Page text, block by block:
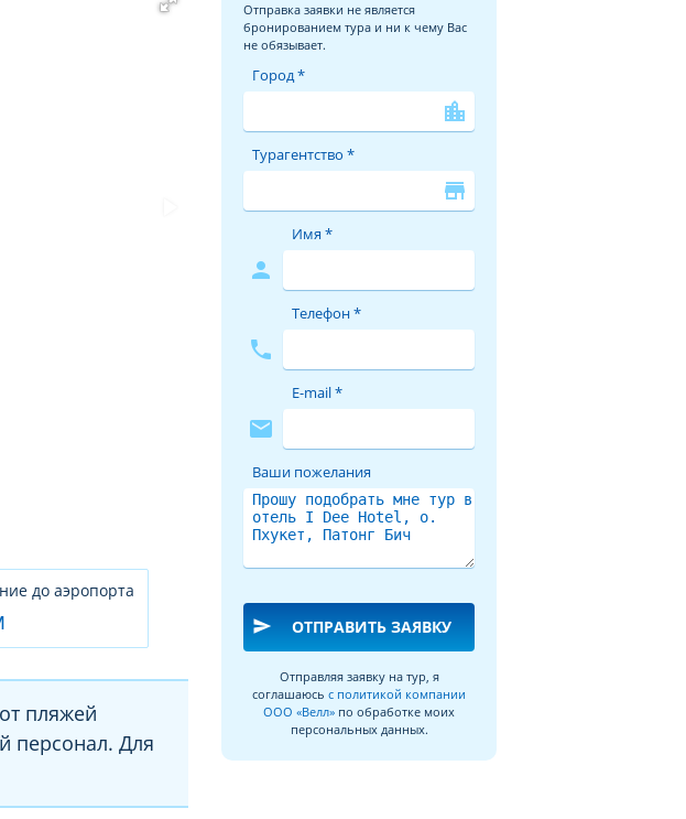
до аэропорта
пляжей
персонал. Для
Отправка заявки не является
бронированием тура и ни к чему Вас
не обязывает.
Город *
location_city
Турагентство *
store
person
Имя *
phone
Телефон *
mail
E-mail *
Ваши пожелания
send ОТПРАВИТЬ ЗАЯВКУ
Отправляя заявку на тур, я
соглашаюсь с политикой компании
ООО «Велл» по обработке моих
персональных данных.